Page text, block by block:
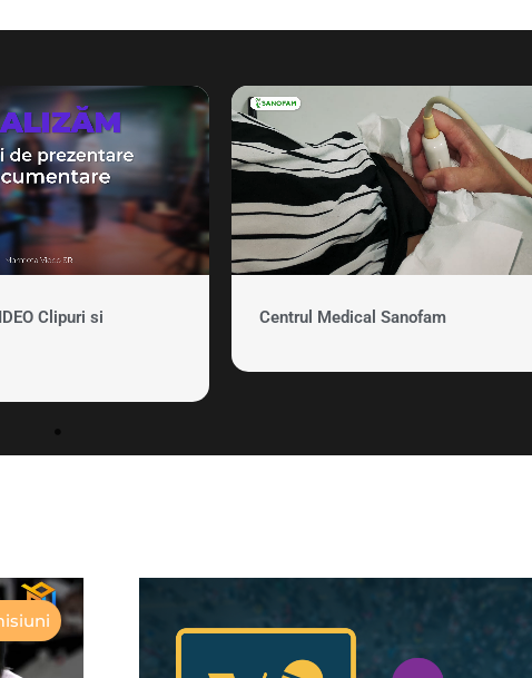
Clipuri si Centrul Medical Sanofam